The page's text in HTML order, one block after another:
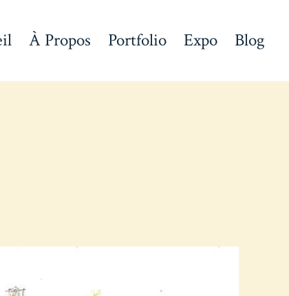
À Propos Portfolio Expo Blog